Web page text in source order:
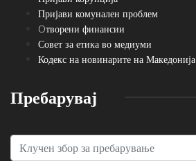
Пријави комунален проблем
Oтворени финансии
Совет за етика во медиуми
Кодекс на новинарите на Македонија
Пребарувај